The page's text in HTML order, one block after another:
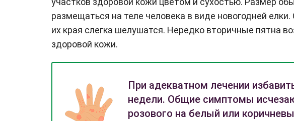
размещаться на теле человека в виде новогодней
их края слегка шелушатся. Нередко вторичные пятна
здоровой кожи.
При адекватном лечении
недели. Общие симптомы
розового на белый или